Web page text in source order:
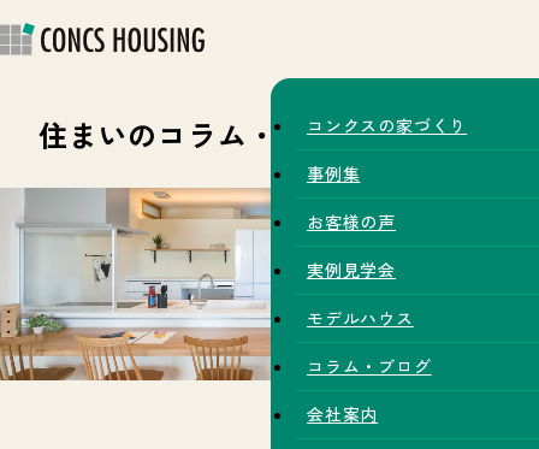
コンクスの家づくり
事例集
お客様の声
実例見学会
モデルハウス
コラム・ブログ
会社案内
住まいのコラム・スタッフブログ